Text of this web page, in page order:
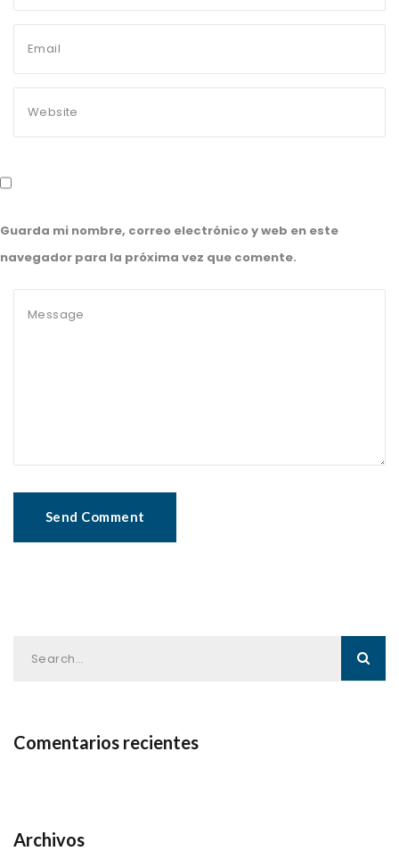
Guarda mi nombre, correo electrónico y web en este
navegador para la próxima vez que comente.
Comentarios recientes
Archivos